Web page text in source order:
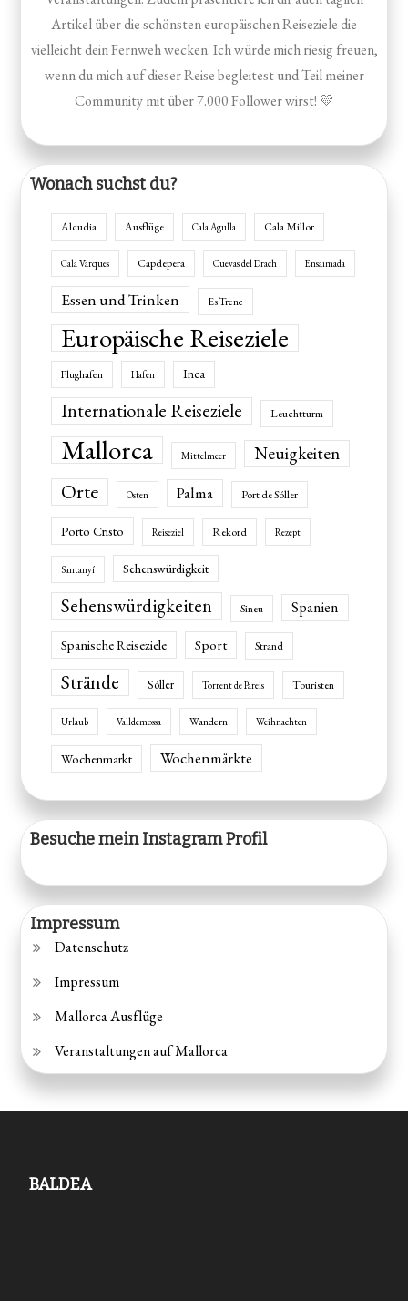
Artikel über die schönsten europäischen Reiseziele die
vielleicht dein Fernweh wecken. Ich würde mich riesig freuen,
wenn du mich auf dieser Reise begleitest und Teil meiner
Community mit über 7.000 Follower wirst! 💛
Wonach suchst du?
Alcudia Ausflüge Cala Agulla Cala Millor
Cala Varques Capdepera Cuevas del Drach Ensaimada
Essen und Trinken Es Trenc
Europäische Reiseziele
Flughafen Hafen Inca
Internationale Reiseziele Leuchtturm
Mallorca Mittelmeer Neuigkeiten
Orte Osten Palma Port de Sóller
Porto Cristo Reiseziel Rekord Rezept
Santanyí Sehenswürdigkeit
Sehenswürdigkeiten Sineu Spanien
Spanische Reiseziele Sport Strand
Strände Sóller Torrent de Pareis Touristen
Urlaub Valldemossa Wandern Weihnachten
Wochenmarkt Wochenmärkte
Besuche mein Instagram Profil
Impressum
Datenschutz
Impressum
Mallorca Ausflüge
Veranstaltungen auf Mallorca
BALDEA